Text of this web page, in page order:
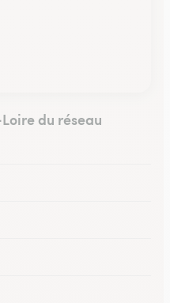
du réseau